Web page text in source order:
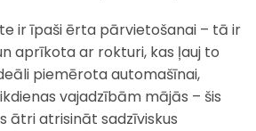
ir īpaši ērta pārvietošanai – tā ir
aprīkota ar rokturi, kas ļauj to
piemērota automašīnai,
vajadzībām mājās – šis
ātri atrisināt sadzīviskus